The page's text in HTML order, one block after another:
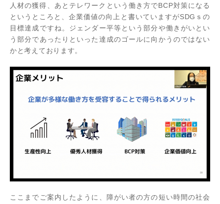
人材の獲得、あとテレワークという働き方でBCP対策になる
というところと、企業価値の向上と書いていますがSDGｓの
目標達成ですね。ジェンダー平等という部分や働きがいとい
う部分であったりといった達成のゴールに向かうのではない
かと考えております。
ここまでご案内したように、障がい者の方の短い時間の社会